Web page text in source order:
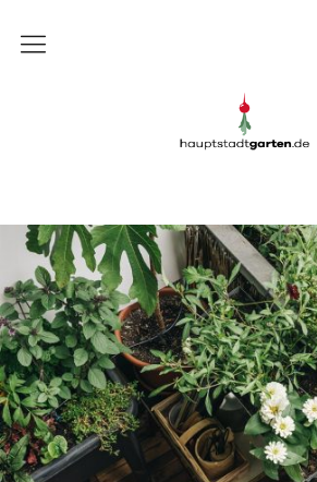
Gartenblog
Gartenblog
Garten
Balkon
Rezepte
DIY
Presse